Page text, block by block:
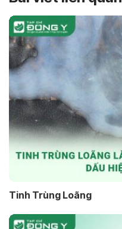
Tinh Trùng Loãng